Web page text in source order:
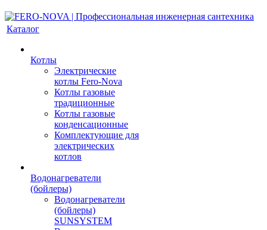
Каталог
Котлы
Электрические
котлы Fero-Nova
Котлы газовые
традиционные
Котлы газовые
конденсационные
Комплектующие для
электрических
котлов
Водонагреватели
(бойлеры)
Водонагреватели
(бойлеры)
SUNSYSTEM